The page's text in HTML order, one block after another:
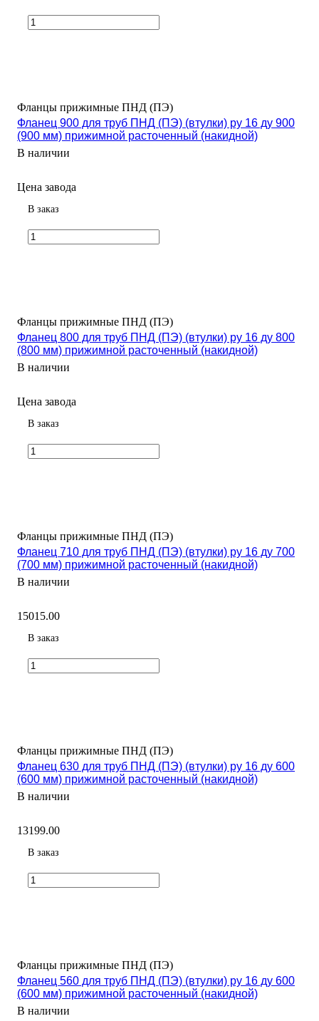
Фланцы прижимные ПНД (ПЭ)
Фланец 900 для труб ПНД (ПЭ) (втулки) ру 16 ду 900
(900 мм) прижимной расточенный (накидной)
В наличии
Цена завода
В заказ
Фланцы прижимные ПНД (ПЭ)
Фланец 800 для труб ПНД (ПЭ) (втулки) ру 16 ду 800
(800 мм) прижимной расточенный (накидной)
В наличии
Цена завода
В заказ
Фланцы прижимные ПНД (ПЭ)
Фланец 710 для труб ПНД (ПЭ) (втулки) ру 16 ду 700
(700 мм) прижимной расточенный (накидной)
В наличии
15015.00
В заказ
Фланцы прижимные ПНД (ПЭ)
Фланец 630 для труб ПНД (ПЭ) (втулки) ру 16 ду 600
(600 мм) прижимной расточенный (накидной)
В наличии
13199.00
В заказ
Фланцы прижимные ПНД (ПЭ)
Фланец 560 для труб ПНД (ПЭ) (втулки) ру 16 ду 600
(600 мм) прижимной расточенный (накидной)
В наличии